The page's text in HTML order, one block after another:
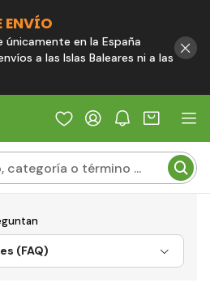
ENVÍO
en la España
a las Islas Baleares ni a las
(FAQ)